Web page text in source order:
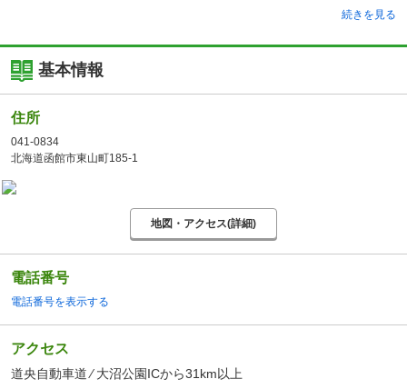
続きを見る
基本情報
住所
041-0834
北海道函館市東山町185-1
地図・アクセス(詳細)
電話番号
電話番号を表示する
アクセス
道央自動車道 ⁄ 大沼公園ICから31km以上